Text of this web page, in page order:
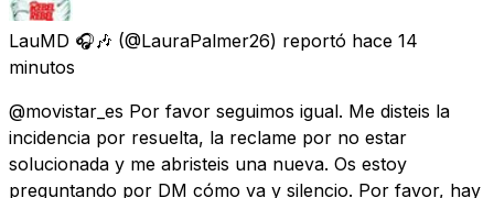
LauMD 🎧🎶 (@LauraPalmer26) reportó hace 14
minutos
@movistar_es Por favor seguimos igual. Me disteis la
incidencia por resuelta, la reclame por no estar
solucionada y me abristeis una nueva. Os estoy
preguntando por DM cómo va y silencio. Por favor, hay